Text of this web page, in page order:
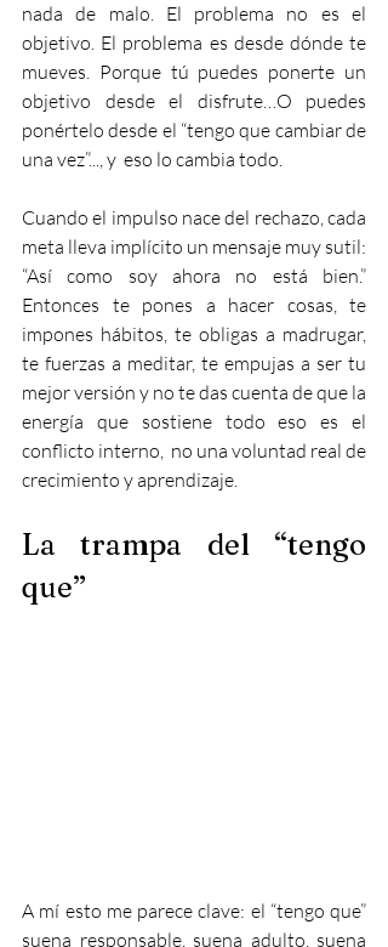
nada de malo. El problema no es el
objetivo. El problema es desde dónde te
mueves. Porque tú puedes ponerte un
objetivo desde el disfrute…O puedes
ponértelo desde el “tengo que cambiar de
una vez”..., y  eso lo cambia todo.
Cuando el impulso nace del rechazo, cada
meta lleva implícito un mensaje muy sutil:
“Así como soy ahora no está bien.”
Entonces te pones a hacer cosas, te
impones hábitos, te obligas a madrugar,
te fuerzas a meditar, te empujas a ser tu
mejor versión y no te das cuenta de que la
energía que sostiene todo eso es el
conflicto interno,  no una voluntad real de
crecimiento y aprendizaje.
La trampa del “tengo
que”
A mí esto me parece clave: el “tengo que”
suena responsable, suena adulto, suena